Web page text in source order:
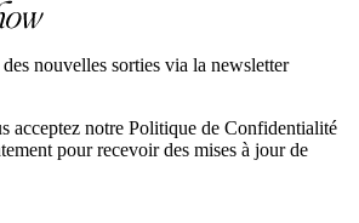
nouvelles sorties via la newsletter
acceptez notre Politique de Confidentialité
pour recevoir des mises à jour de